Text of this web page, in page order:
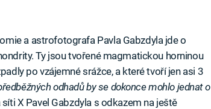
a astrofotografa Pavla Gabzdyla jde o
Ty jsou tvořené magmatickou horninou
po vzájemné srážce, a které tvoří jen asi 3
odhadů by se dokonce mohlo jednat o
X Pavel Gabzdyla s odkazem na ještě